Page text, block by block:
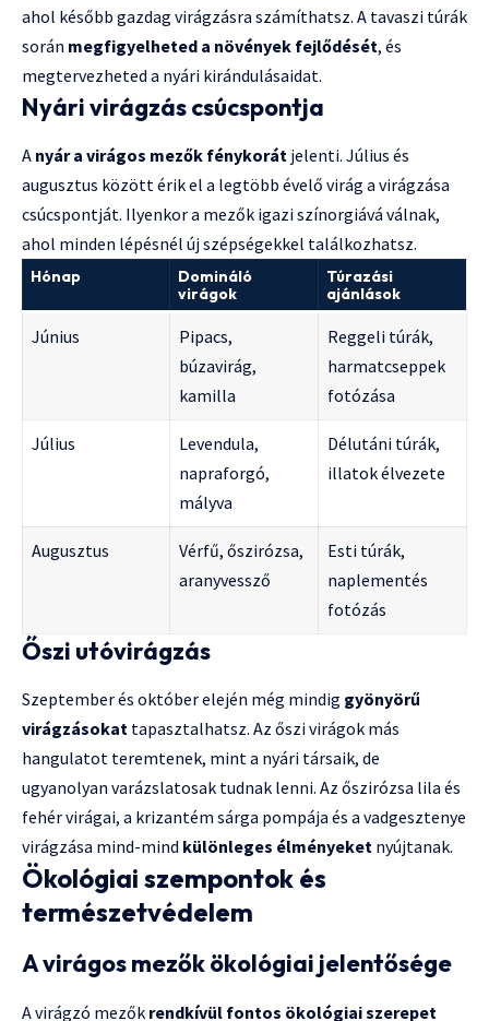
ahol később gazdag virágzásra számíthatsz. A tavaszi túrák
során megfigyelheted a növények fejlődését, és
megtervezheted a nyári kirándulásaidat.
Nyári virágzás csúcspontja
A nyár a virágos mezők fénykorát jelenti. Július és
augusztus között érik el a legtöbb évelő virág a virágzása
csúcspontját. Ilyenkor a mezők igazi színorgiává válnak,
ahol minden lépésnél új szépségekkel találkozhatsz.
Hónap
Domináló
virágok
Túrazási
ajánlások
Június
Pipacs,
búzavirág,
kamilla
Reggeli túrák,
harmatcseppek
fotózása
Július
Levendula,
napraforgó,
mályva
Délutáni túrák,
illatok élvezete
Augusztus
Vérfű, őszirózsa,
aranyvessző
Esti túrák,
naplementés
fotózás
Őszi utóvirágzás
Szeptember és október elején még mindig gyönyörű
virágzásokat tapasztalhatsz. Az őszi virágok más
hangulatot teremtenek, mint a nyári társaik, de
ugyanolyan varázslatosak tudnak lenni. Az őszirózsa lila és
fehér virágai, a krizantém sárga pompája és a vadgesztenye
virágzása mind-mind különleges élményeket nyújtanak.
Ökológiai szempontok és
természetvédelem
A virágos mezők ökológiai jelentősége
A virágzó mezők rendkívül fontos ökológiai szerepet